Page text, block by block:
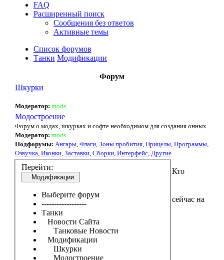
FAQ
Расширенный поиск
Сообщения без ответов
Активные темы
Список форумов
Танки Модификации
Форум
Шкурки
Модератор: mods
Модостроение
Форум о модах, шкурках и софте необходимом для создания онных
Модератор: mods
Подфорумы: Ангары, Флаги, Зоны пробития, Прицелы, Программы,
Озвучка, Иконки, Заставки, Сборки, Интерфейс, Другие
Перейти:
Модификации
Выберите форум
------------------
Танки
Новости Сайта
Танковые Новости
Модификации
Шкурки
Модостроение
Кто
сейчас на